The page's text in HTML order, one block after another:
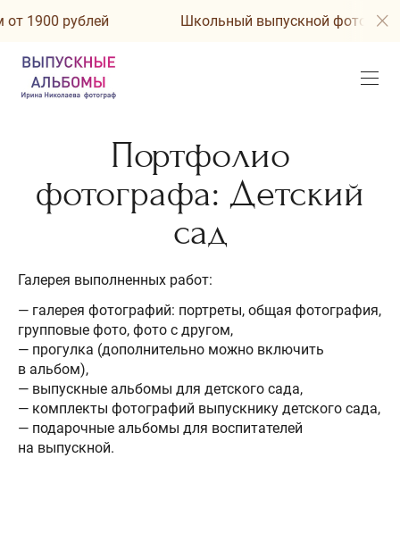
рублей Школьный выпускной фотоальбом
Портфолио
фотографа: Детский
сад
Галерея выполненных работ:
— галерея фотографий: портреты, общая фотография,
групповые фото, фото с другом,
— прогулка (дополнительно можно включить
в альбом),
— выпускные альбомы для детского сада,
— комплекты фотографий выпускнику детского сада,
— подарочные альбомы для воспитателей
на выпускной.